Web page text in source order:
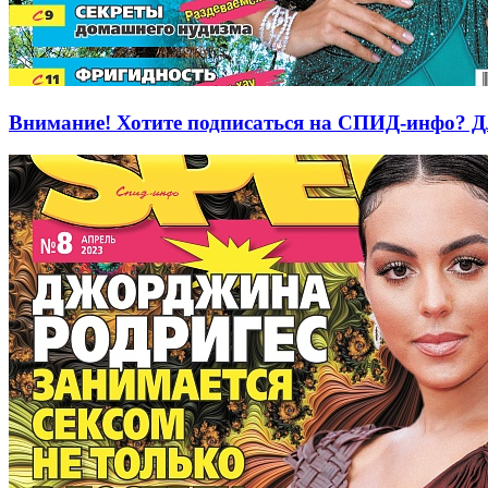
Внимание! Хотите подписаться на СПИД-инфо?